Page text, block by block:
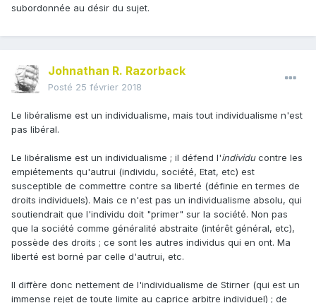
Cette affirmation généalogique est en elle même très
transport à niveau d'analyse psychologique. Penses-tu par
exemple qu'il soit utile de vérifier cette observation afin
"individualiste", dont l'individualisme libéral et
l'individualisme SJW seraient deux éménations, pourrait
cela, je trouve le détour fantaisiste.
subordonnée au désir du sujet.
Johnathan R. Razorback
Posté 25 février 2018
Le libéralisme est un individualisme, mais tout individualisme n'est
pas libéral.
Le libéralisme est un individualisme ; il défend l'individucontre les
empiétements qu'autrui (individu, société, Etat, etc) est
susceptible de commettre contre sa liberté (définie en termes de
droits individuels). Mais ce n'est pas un individualisme absolu, qui
soutiendrait que l'individu doit "primer" sur la société. Non pas
que la société comme généralité abstraite (intérêt général, etc),
possède des droits ; ce sont les autres individus qui en ont. Ma
liberté est borné par celle d'autrui, etc.
Il diffère donc nettement de l'individualisme de Stirner (qui est un
immense rejet de toute limite au caprice arbitre individuel) ; de